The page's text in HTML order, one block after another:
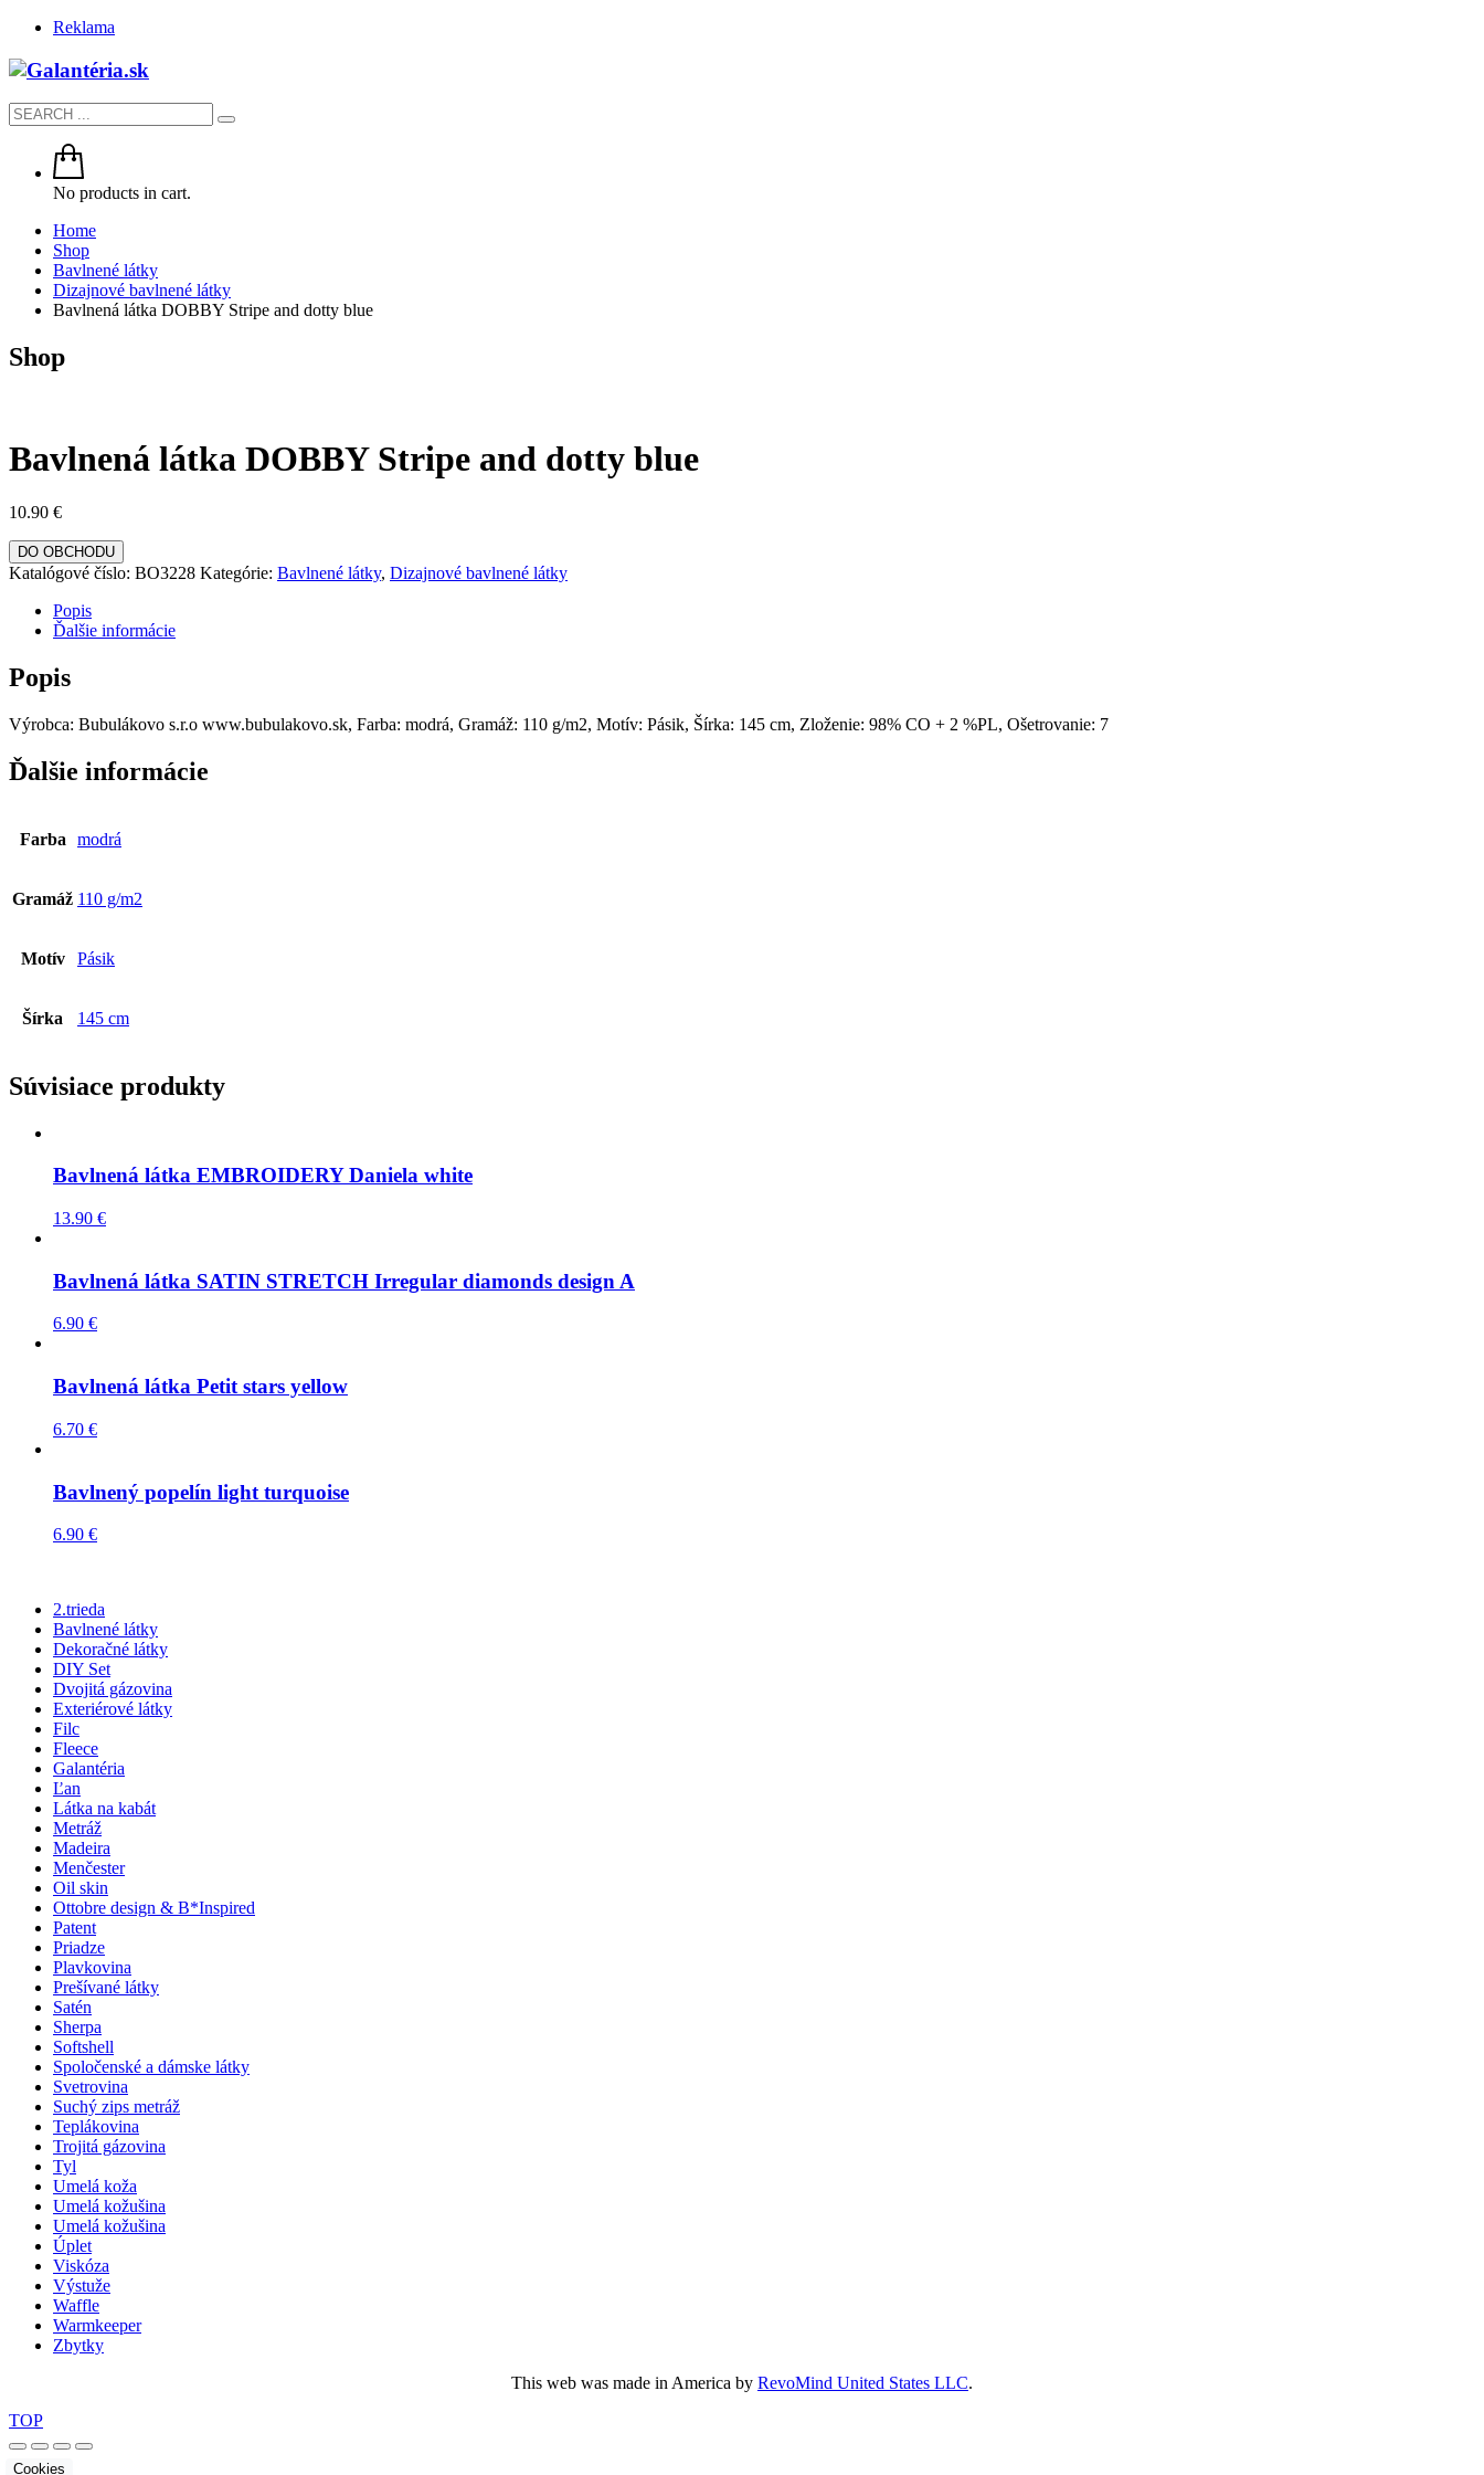
Reklama
No products in cart.
Home
Shop
Bavlnené látky
Dizajnové bavlnené látky
Bavlnená látka DOBBY Stripe and dotty blue
Shop
Bavlnená látka DOBBY Stripe and dotty blue
10.90 €
DO OBCHODU
Katalógové číslo: BO3228 Kategórie: Bavlnené látky, Dizajnové bavlnené látky
Popis
Ďalšie informácie
Popis
Výrobca: Bubulákovo s.r.o www.bubulakovo.sk, Farba: modrá, Gramáž: 110 g/m2, Motív: Pásik, Šírka: 145 cm, Zloženie: 98% CO + 2 %PL, Ošetrovanie: 7
Ďalšie informácie
Farba modrá
Gramáž 110 g/m2
Motív Pásik
Šírka 145 cm
Súvisiace produkty
Bavlnená látka EMBROIDERY Daniela white
13.90 €
Bavlnená látka SATIN STRETCH Irregular diamonds design A
6.90 €
Bavlnená látka Petit stars yellow
6.70 €
Bavlnený popelín light turquoise
6.90 €
2.trieda
Bavlnené látky
Dekoračné látky
DIY Set
Dvojitá gázovina
Exteriérové látky
Filc
Fleece
Galantéria
Ľan
Látka na kabát
Metráž
Madeira
Menčester
Oil skin
Ottobre design & B*Inspired
Patent
Priadze
Plavkovina
Prešívané látky
Satén
Sherpa
Softshell
Spoločenské a dámske látky
Svetrovina
Suchý zips metráž
Teplákovina
Trojitá gázovina
Tyl
Umelá koža
Umelá kožušina
Umelá kožušina
Úplet
Viskóza
Výstuže
Waffle
Warmkeeper
Zbytky
This web was made in America by RevoMind United States LLC.
TOP
Cookies